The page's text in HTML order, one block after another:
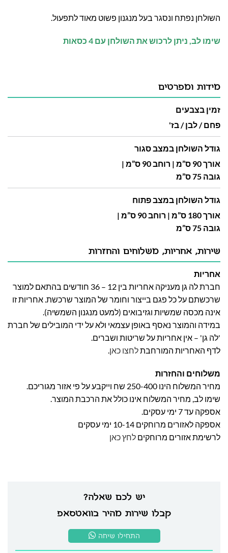
השולחן נפתח ונסגר בעל מנגנון פשוט מאוד לתפעול.
שימו לב, ניתן לרכוש את השולחן עם 4 כסאות
מידות ומפרטים
זמין בצבעים
פחם / לבן / בז'
גודל השולחן במצב סגור
אורך 90 ס”מ | רוחב 90 ס”מ |
גובה 75 ס”מ
גודל השולחן במצב פתוח
אורך 180 ס”מ | רוחב 90 ס”מ |
גובה 75 ס”מ
יש לכם שאלה?
קבלו שירות מהיר בוואטסאפ
התחילו שיחה
שירות, אחריות, משלוחים והחזרות
אחריות
חברת לה גן מעניקה אחריות בין 12 – 36 חודשים בהתאם למוצר
שרכשתם על כל פגם בייצור וחומר של המוצר שרכשת. אחריות זו
אינה מכסה שמשיות וגזיבואים (למעט מנגנון השמשיה).
במידה והמוצר נאסף באופן עצמאי ולא על ידי המובילים של חברת
'לה גן' – אין אחריות על שריטות ושברים.
לדף האחריות המורחבתלחצו כאן.
משלוחים והחזרות
מחיר המשלוח הינו 250-400 שח וייקבע על פי אזור מגוריכם.
שימו לב, מחיר המשלוח אינו כולל את הרכבת המוצר.
אספקה עד 7 ימי עסקים.
אספקה לאזורים מרוחקים 10-14 ימי עסקים
לרשימת אזורים מרוחקים לחץ כאן